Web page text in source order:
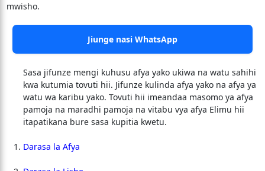
mwisho.
Jiunge nasi WhatsApp
Sasa jifunze mengi kuhusu afya yako ukiwa na watu sahihi
kwa kutumia tovuti hii. Jifunze kulinda afya yako na afya ya
watu wa karibu yako. Tovuti hii imeandaa masomo ya afya
pamoja na maradhi pamoja na vitabu vya afya Elimu hii
itapatikana bure sasa kupitia kwetu.
Darasa la Afya